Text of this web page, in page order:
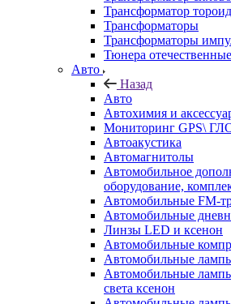
Трансформатор
Трансформаторы
Трансформаторы
Тюнера отечественные
Авто
Назад
Авто
Автохимия и
Мониторинг GPS\
Автоакустика
Автомагнитолы
Автомобильное
оборудование,
Автомобильные FM-
Автомобильные
Линзы LED и ксенон
Автомобильные
Автомобильные
Автомобильные
света ксенон